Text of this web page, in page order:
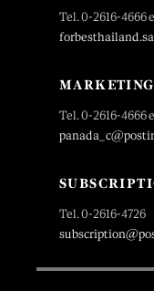
Tel. 0-2616-4666
Tel. 0-2616-4666
Tel. 0-2616-4726